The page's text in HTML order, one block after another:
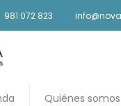
981 072 823
Quiénes somos